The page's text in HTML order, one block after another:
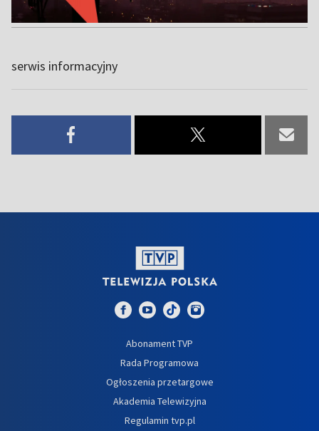
serwis informacyjny
Abonament TVP
Rada Programowa
Ogłoszenia przetargowe
Akademia Telewizyjna
Regulamin tvp.pl